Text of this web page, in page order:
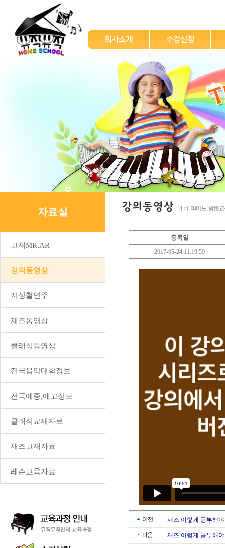
회사소개 수강신청
자료실
교재MR,AR
강의동영상
지성철연주
재즈동영상
클래식동영상
전국음악대학정보
전국예중,예고정보
클래식교재자료
재즈교재자료
레슨교육자료
등록일
2017-05-24 11:19:59
재즈 이렇게 공부해
재즈 이렇게 공부해